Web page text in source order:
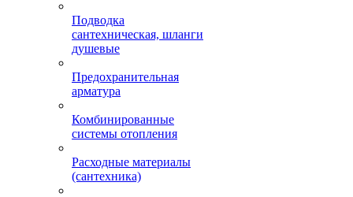
Подводка
сантехническая, шланги
душевые
Предохранительная
арматура
Комбинированные
системы отопления
Расходные материалы
(сантехника)